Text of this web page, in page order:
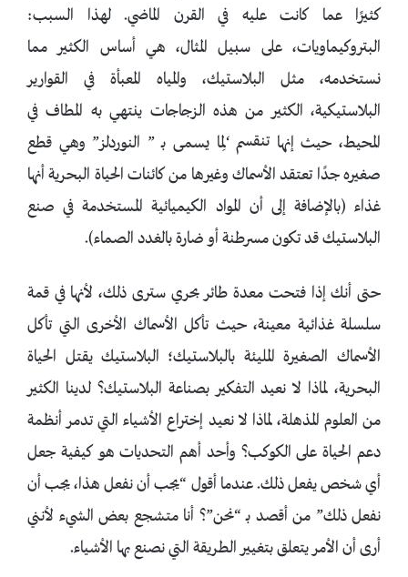
كثيرًا عما كانت عليه في القرن الماضي. لهذا السبب:
البتروكيماويات، على سبيل المثال، هي أساس الكثير مما
نستخدمه، مثل البلاستيك، والمياه المعبأة في القوارير
البلاستيكية، الكثير من هذه الزجاجات ينتهي به المطاف في
المحيط، حيث إنها تنقسم ‘لِما يسمى بـ ” النوردلز” وهي قطع
صغيره جدًا تعتقد الأسماك وغيرها من كائنات الحياة البحرية أنها
غذاء (بالإضافة إلى أن المواد الكيميائية المستخدمة في صنع
البلاستيك قد تكون مسرطنة أو ضارة بالغدد الصماء).
حتى أنك إذا فتحت معدة طائر بحري سترى ذلك، لأنها في قمة
سلسلة غذائية معينة، حيث تأكل الأسماك الأخرى التي تأكل
الأسماك الصغيرة المليئة بالبلاستيك؛ البلاستيك يقتل الحياة
البحرية، لماذا لا نعيد التفكير بصناعة البلاستيك؟ لدينا الكثير
من العلوم المذهلة، لماذا لا نعيد إختراع الأشياء التي تدمر أنظمة
دعم الحياة على الكوكب؟ وأحد أهم التحديات هو كيفية جعل
أي شخص يفعل ذلك. عندما أقول “يجب أن نفعل هذا، يجب أن
نفعل ذلك” من أقصد بـ “نحن”؟ أنا متشجع بعض الشيء لأنني
أرى أن الأمر يتعلق بتغيير الطريقة التي نصنع بها الأشياء.